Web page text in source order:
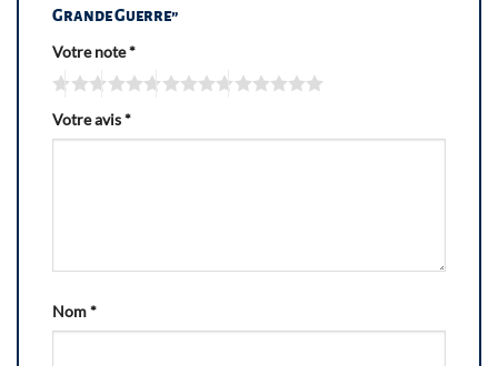
Grande Guerre”
Votre note*
Votre avis*
Nom*